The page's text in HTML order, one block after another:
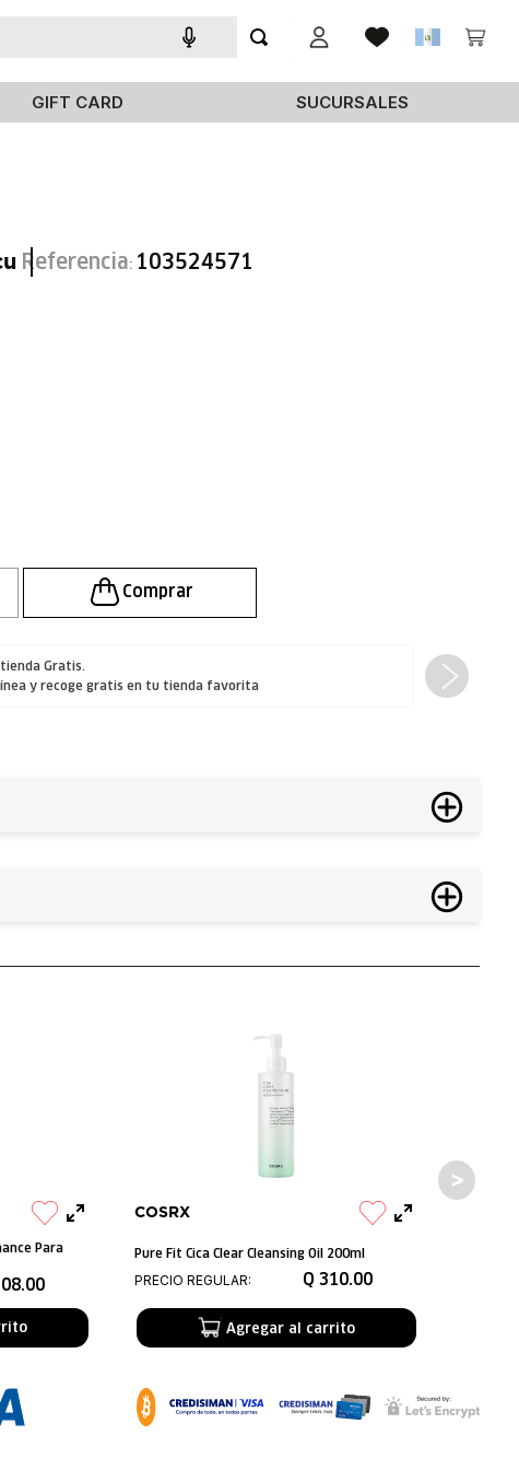
GIFT CARD SUCURSALES
Referencia: 103524571
Gratis.
yrecoge gratis en tu tienda favorita
Para
.00
COSRX
Pure Fit Cica Clear Cleansing Oil 200ml
PRECIO REGULAR:
Q 310.00
Agregar al carrito